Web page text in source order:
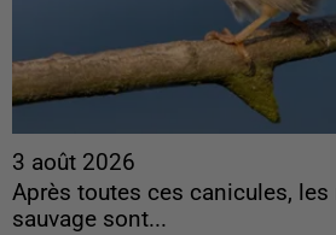
3 août 2026
Après toutes ces canicules,
sauvage sont...